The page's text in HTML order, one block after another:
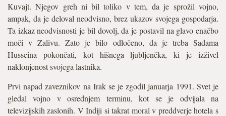
Kuvajt. Njegov greh ni bil toliko v tem, da je sprožil vojno,
ampak, da je deloval neodvisno, brez ukazov svojega gospodarja.
Ta izkaz neodvisnosti je bil dovolj, da je postavil na glavo enačbo
moči v Zalivu. Zato je bilo odločeno, da je treba Sadama
Husseina pokončati, kot hišnega ljubljenčka, ki je izživel
naklonjenost svojega lastnika.
Prvi napad zaveznikov na Irak se je zgodil januarja 1991. Svet je
gledal vojno v osrednjem terminu, kot se je odvijala na
televizijskih zaslonih. V Indiji si takrat moral v preddverje hotela s